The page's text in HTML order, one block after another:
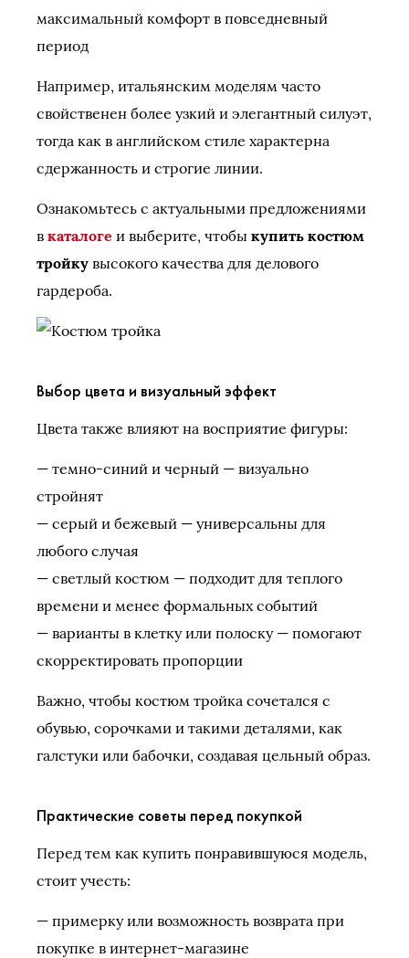
максимальный комфорт в повседневный
период
Например, итальянским моделям часто
свойственен более узкий и элегантный силуэт,
тогда как в английском стиле характерна
сдержанность и строгие линии.
Ознакомьтесь с актуальными предложениями
в каталоге и выберите, чтобы купить костюм
тройку высокого качества для делового
гардероба.
Выбор цвета и визуальный эффект
Цвета также влияют на восприятие фигуры:
— темно-синий и черный — визуально
стройнят
— серый и бежевый — универсальны для
любого случая
— светлый костюм — подходит для теплого
времени и менее формальных событий
— варианты в клетку или полоску — помогают
скорректировать пропорции
Важно, чтобы костюм тройка сочетался с
обувью, сорочками и такими деталями, как
галстуки или бабочки, создавая цельный образ.
Практические советы перед покупкой
Перед тем как купить понравившуюся модель,
стоит учесть:
— примерку или возможность возврата при
покупке в интернет-магазине